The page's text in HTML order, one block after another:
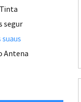
segur
suaus
Antena